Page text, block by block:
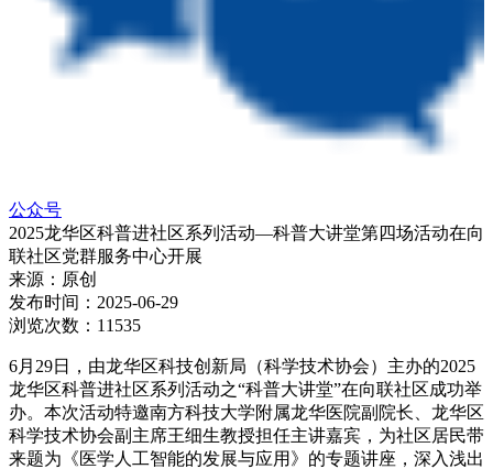
公众号
2025龙华区科普进社区系列活动—科普大讲堂第四场活动在向
联社区党群服务中心开展
来源： 原创
发布时间： 2025-06-29
浏览次数： 11535
6月29日，由龙华区科技创新局（科学技术协会）主办的2025
龙华区科普进社区系列活动之“科普大讲堂”在向联社区成功举
办。本次活动特邀南方科技大学附属龙华医院副院长、龙华区
科学技术协会副主席王细生教授担任主讲嘉宾，为社区居民带
来题为《医学人工智能的发展与应用》的专题讲座，深入浅出